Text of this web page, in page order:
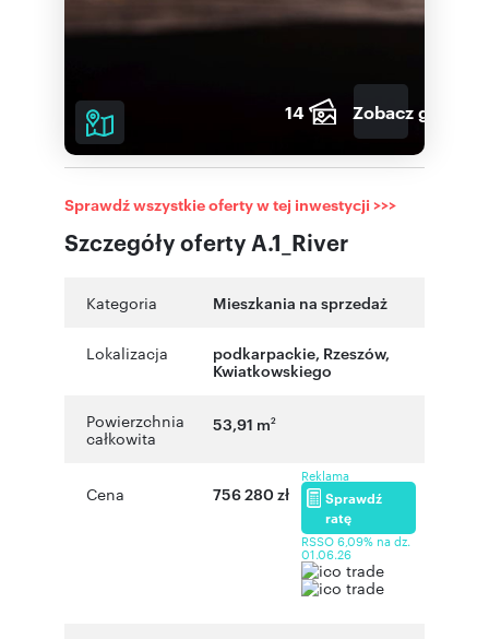
14 Zobacz galerię
Szczegóły oferty A.1_River
Sprawdź wszystkie oferty w tej inwestycji >>>
Kategoria Mieszkania na sprzedaż
Lokalizacja podkarpackie, Rzeszów,
Kwiatkowskiego
Powierzchnia
całkowita
53,91 m2
Cena 756 280 zł
Reklama
Sprawdź
ratę
RSSO 6,09% na dz.
01.06.26